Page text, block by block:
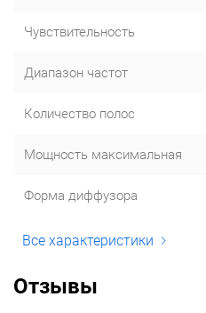
Чувствительность
Диапазон частот
Количество полос
Мощность максимальная
Форма диффузора
Все характеристики
Отзывы